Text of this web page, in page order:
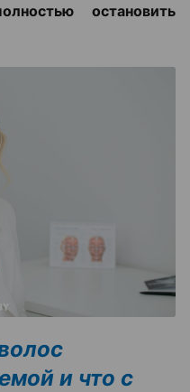
остановить
и что с